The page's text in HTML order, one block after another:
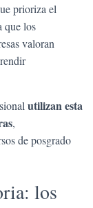
prioriza el
que los
valoran
utilizan esta
,
de posgrado
los